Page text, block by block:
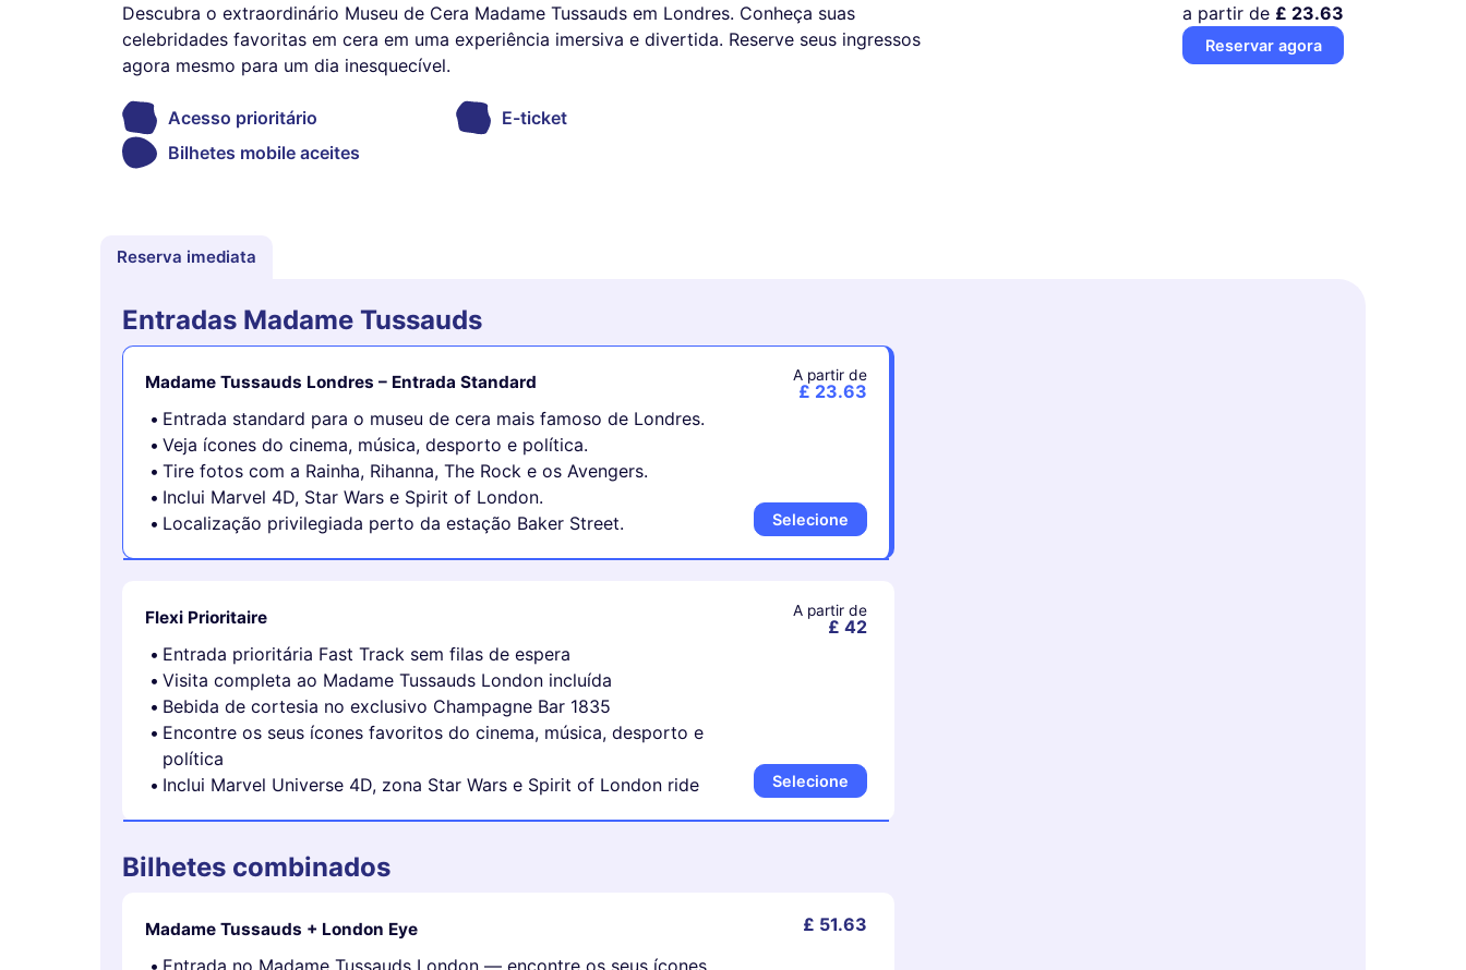
Descubra o extraordinário Museu de Cera Madame Tussauds em Londres. Conheça suas
celebridades favoritas em cera em uma experiência imersiva e divertida. Reserve seus ingressos
agora mesmo para um dia inesquecível.
Acesso prioritário
E-ticket
Bilhetes mobile aceites
a partir de £ 23.63
Reservar agora
Reserva imediata
Entradas Madame Tussauds
Madame Tussauds Londres – Entrada Standard
Entrada standard para o museu de cera mais famoso de Londres.
Veja ícones do cinema, música, desporto e política.
Tire fotos com a Rainha, Rihanna, The Rock e os Avengers.
Inclui Marvel 4D, Star Wars e Spirit of London.
Localização privilegiada perto da estação Baker Street.
A partir de
£ 23.63
Selecione
Flexi Prioritaire
Entrada prioritária Fast Track sem filas de espera
Visita completa ao Madame Tussauds London incluída
Bebida de cortesia no exclusivo Champagne Bar 1835
Encontre os seus ícones favoritos do cinema, música, desporto e
política
Inclui Marvel Universe 4D, zona Star Wars e Spirit of London ride
A partir de
£ 42
Selecione
Bilhetes combinados
Madame Tussauds + London Eye
Entrada no Madame Tussauds London — encontre os seus ícones
£ 51.63